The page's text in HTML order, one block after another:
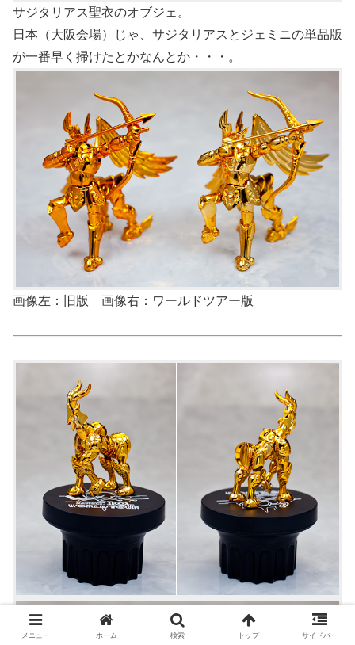
サジタリアス聖衣のオブジェ。
日本（大阪会場）じゃ、サジタリアスとジェミニの単品版
が一番早く掃けたとかなんとか・・・。
画像左：旧版 画像右：ワールドツアー版
メニュー ホーム 検索 トップ サイドバー